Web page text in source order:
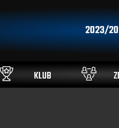
2023/
KLUB